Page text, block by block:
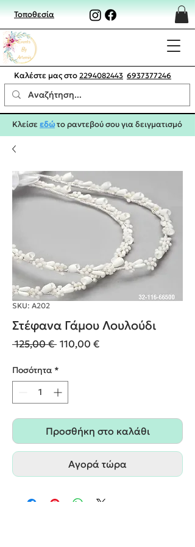
Τοποθεσία
Καλέστε μας στο 2294082443 6937377246
Κλείσεεδώτο ραντεβού σου για δειγματισμό
SKU: Α202
Στέφανα Γάμου Λουλούδι
125,00 € Κανονική
110,00 €Τιμή
Ποσότητα *
Προσθήκη στο καλάθι
Αγορά τώρα